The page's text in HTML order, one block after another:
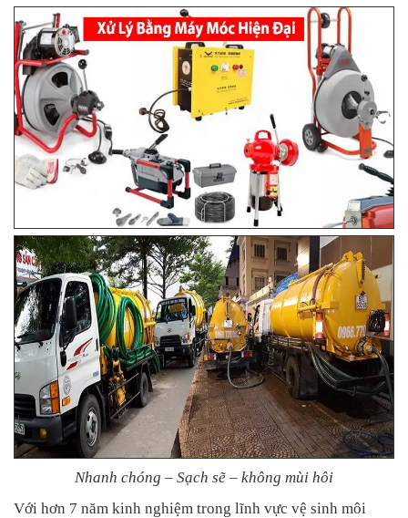
Nhanh chóng – Sạch sẽ – không mùi hôi
Với hơn 7 năm kinh nghiệm trong lĩnh vực vệ sinh môi